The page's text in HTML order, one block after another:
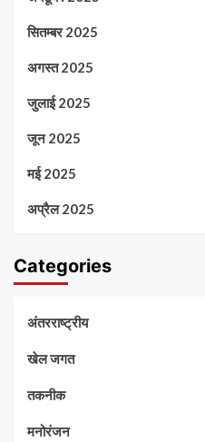
सितम्बर 2025
अगस्त 2025
जुलाई 2025
जून 2025
मई 2025
अप्रैल 2025
Categories
अंतरराष्ट्रीय
खेल जगत
तकनीक
मनोरंजन